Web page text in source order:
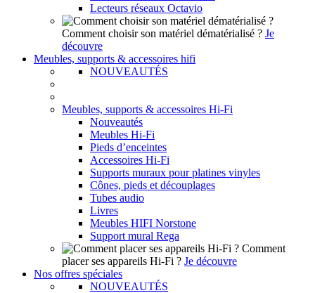
Lecteurs réseaux Octavio
Comment choisir son matériel dématérialisé ? Je
découvre
Meubles, supports & accessoires hifi
NOUVEAUTÉS
Meubles, supports & accessoires Hi-Fi
Nouveautés
Meubles Hi-Fi
Pieds d’enceintes
Accessoires Hi-Fi
Supports muraux pour platines vinyles
Cônes, pieds et découplages
Tubes audio
Livres
Meubles HIFI Norstone
Support mural Rega
Comment
placer ses appareils Hi-Fi ? Je découvre
Nos offres spéciales
NOUVEAUTÉS